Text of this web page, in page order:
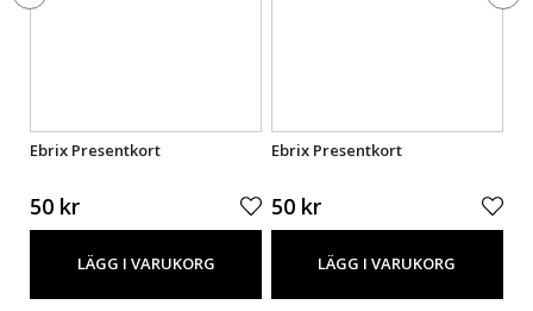
Ebrix Presentkort
50 kr
LÄGG I VARUKORG
Ebrix Presentkort
50 kr
LÄGG I VARUKORG